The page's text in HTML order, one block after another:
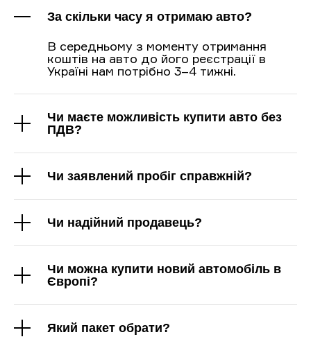
За скільки часу я отримаю авто?
В середньому з моменту отримання
коштів на авто до його реєстрації в
Україні нам потрібно 3–4 тижні.
Чи маєте можливість купити авто без
ПДВ?
Чи заявлений пробіг справжній?
Чи надійний продавець?
Чи можна купити новий автомобіль в
Європі?
Який пакет обрати?